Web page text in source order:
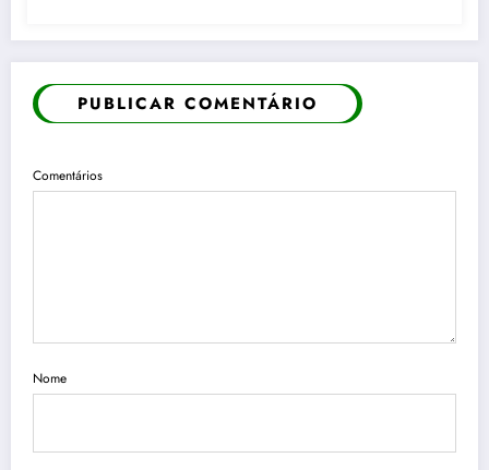
PUBLICAR COMENTÁRIO
Comentários
Nome